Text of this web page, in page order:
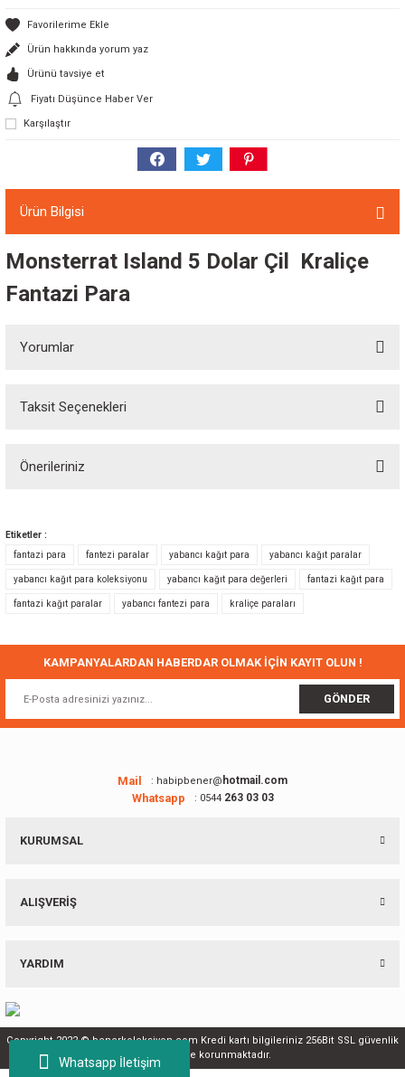
Whatsapp İletişim
Ürün hakkında yorum yaz
Ürünü tavsiye et
Fiyatı Düşünce Haber Ver
Karşılaştır
Ürün Bilgisi
Monsterrat Island 5 Dolar Çil Kraliçe
Fantazi Para
Yorumlar
Taksit Seçenekleri
Önerileriniz
Görüş ve önerileriniz için teşekkür ederiz.
Ürün resmi kalitesiz, bozuk veya görüntülenemiyor.
Ürün bilgilerinde hatalar bulunuyor.
Ürün fiyatı diğer sitelerden daha pahalı.
Bu ürüne benzer farklı alternatifler olmalı.
Etiketler :
fantazi para
fantezi paralar yabancı kağıt para yabancı kağıt paralar
yabancı kağıt para koleksiyonu yabancı kağıt para değerleri fantazi kağıt para
fantazi kağıt paralar yabancı fantezi para kraliçe paraları
KAMPANYALARDAN HABERDAR OLMAK İÇİN KAYIT OLUN !
GÖNDER
Mail : habipbener@ hotmail.com
Whatsapp : 0544263 03 03
KURUMSAL
ALIŞVERİŞ
YARDIM
Copyright 2022 © benerkoleksiyon.com Kredi kartı bilgileriniz 256Bit SSL güvenlik
sertifikası ile korunmaktadır.